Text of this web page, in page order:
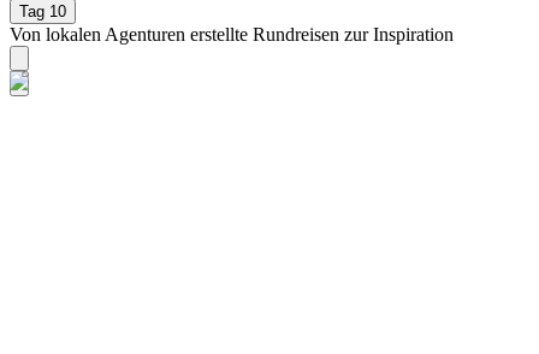
Tag 10
Von lokalen Agenturen erstellte Rundreisen zur Inspiration